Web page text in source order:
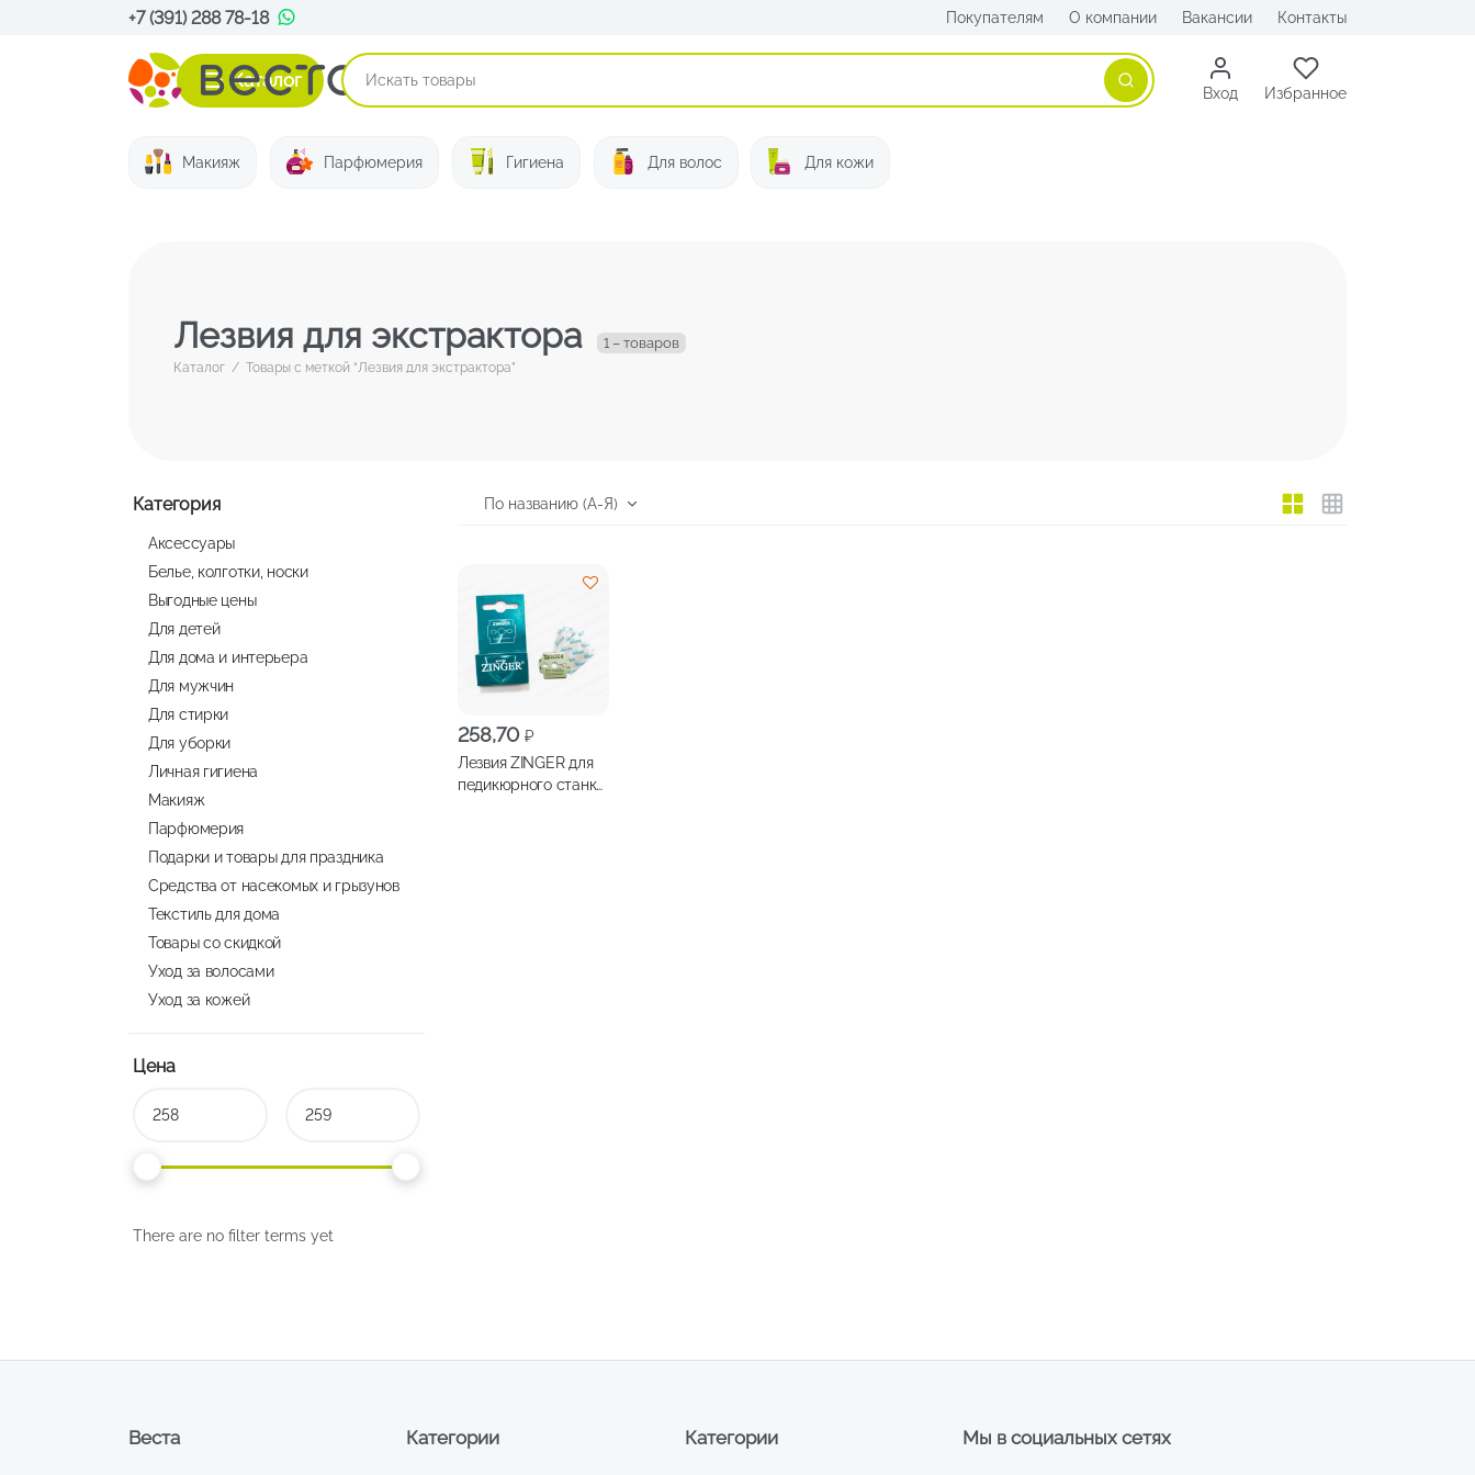
+7 (391) 288 78-18 Покупателям О компании Вакансии Контакты
Каталог
Поиск
Вход Избранное
Макияж Парфюмерия Гигиена Для волос Для кожи
Лезвия для экстрактора 1 – товаров
Каталог / Товары с меткой “Лезвия для экстрактора”
Категория
Аксессуары
Белье, колготки, носки
Выгодные цены
Для детей
Для дома и интерьера
Для мужчин
Для стирки
Для уборки
Личная гигиена
Макияж
Парфюмерия
Подарки и товары для праздника
Средства от насекомых и грызунов
Текстиль для дома
Товары со скидкой
Уход за волосами
Уход за кожей
Цена
There are no filter terms yet
258,70 ₽
Лезвия ZINGER для
педикюрного станка
Мы в социальных сетях
Категории Категории
Веста